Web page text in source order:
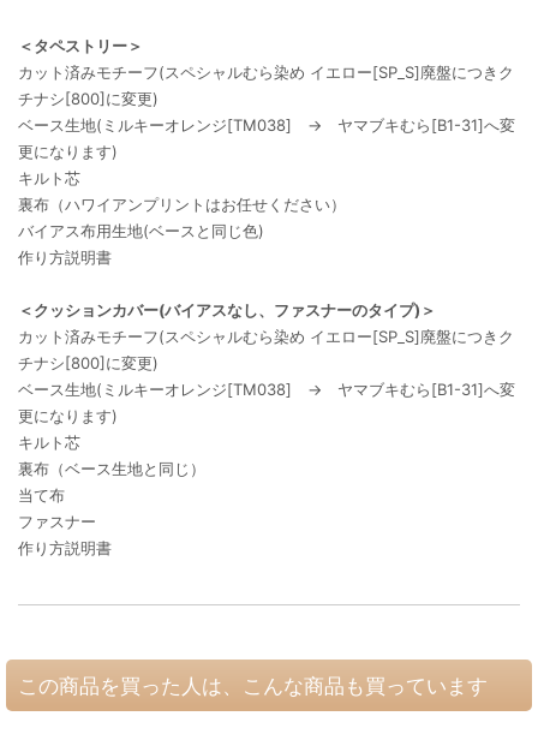
＜タペストリー＞
カット済みモチーフ(スペシャルむら染め イエロー[SP_S]廃盤につきク
チナシ[800]に変更)
ベース生地(ミルキーオレンジ[TM038] → ヤマブキむら[B1-31]へ変
更になります)
キルト芯
裏布（ハワイアンプリントはお任せください）
バイアス布用生地(ベースと同じ色)
作り方説明書
＜クッションカバー(バイアスなし、ファスナーのタイプ)＞
カット済みモチーフ(スペシャルむら染め イエロー[SP_S]廃盤につきク
チナシ[800]に変更)
ベース生地(ミルキーオレンジ[TM038] → ヤマブキむら[B1-31]へ変
更になります)
キルト芯
裏布（ベース生地と同じ）
当て布
ファスナー
作り方説明書
この商品を買った人は、こんな商品も買っています